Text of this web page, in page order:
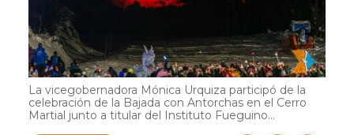
La vicegobernadora Mónica Urquiza participó de la
celebración de la Bajada con Antorchas en el Cerro
Martial junto a titular del Instituto Fueguino...